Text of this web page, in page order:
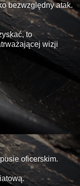
bezwzględny atak.
to
wizji
oficerskim.